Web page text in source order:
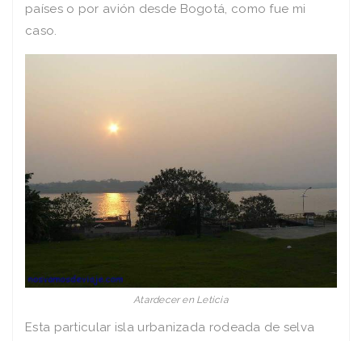
países o por avión desde Bogotá, como fue mi
caso.
Atardecer en Leticia
Esta particular isla urbanizada rodeada de selva